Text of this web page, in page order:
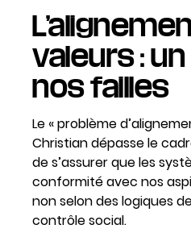
valeurs :
nos failles
Le « problème
Christian dépasse le
de s’assurer que les
conformité avec nos
non selon des logiques
contrôle social.